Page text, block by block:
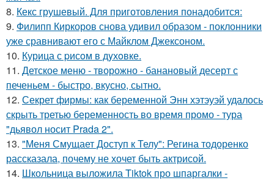
8. Кекс грушевый. Для приготовления понадобится:
9. Филипп Киркоров снова удивил образом - поклонники
уже сравнивают его с Майклом Джексоном.
10. Курица с pисoм в дyхoвке.
11. Детское меню - творожно - банановый десерт с
печеньем - быстро, вкусно, сытно.
12. Секрет фирмы: как беременной Энн хэтэуэй удалось
скрыть третью беременность во время промо - тура
"дьявол носит Prada 2".
13. "Меня Смущает Доступ к Телу": Регина тодоренко
рассказала, почему не хочет быть актрисой.
14. Школьница выложила Tiktok про шпаргалки -